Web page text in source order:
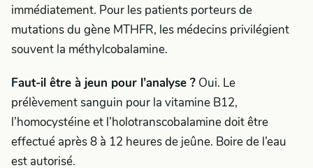
immédiatement. Pour les patients porteurs de
mutations du gène MTHFR, les médecins privilégient
souvent la méthylcobalamine.
Faut-il être à jeun pour l’analyse ? Oui. Le
prélèvement sanguin pour la vitamine B12,
l’homocystéine et l’holotranscobalamine doit être
effectué après 8 à 12 heures de jeûne. Boire de l’eau
est autorisé.